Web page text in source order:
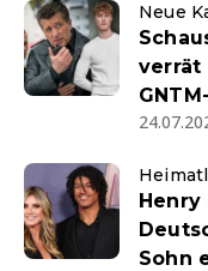
Neue
verrät
Henry
Sohn